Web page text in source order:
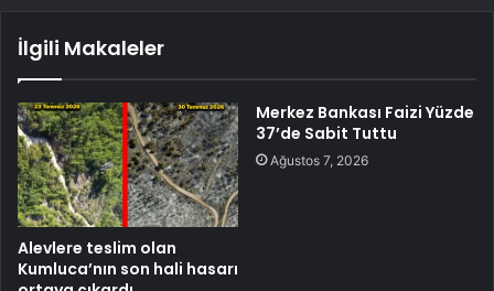
İlgili Makaleler
Alevlere teslim olan
Kumluca’nın son hali hasarı
Merkez Bankası Faizi Yüzde
37’de Sabit Tuttu
Ağustos 7, 2026